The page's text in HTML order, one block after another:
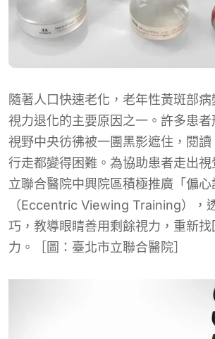
隨著人口快速老化，老年性黃斑部
視力退化的主要原因之一。許多患
視野中央彷彿被一團黑影遮住，閱
行走都變得困難。為協助患者走出
立聯合醫院中興院區積極推廣「偏心
（Eccentric Viewing Training），
巧，教導眼睛善用剩餘視力，重新
力。［圖：臺北市立聯合醫院］